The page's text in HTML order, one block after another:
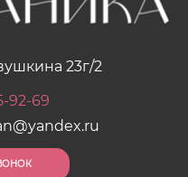
23г/2
92-69